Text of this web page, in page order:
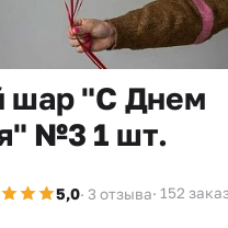
шар "С Днем
№3 1 шт.
5,0· 3 отзыва· 152